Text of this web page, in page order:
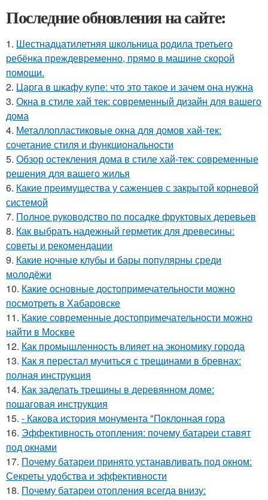
Последние обновления на сайте:
1. Шестнадцатилетняя школьница родила третьего
ребёнка преждевременно, прямо в машине скорой
помощи.
2. Царга в шкафу купе: что это такое и зачем она нужна
3. Окна в стиле хай тек: современный дизайн для вашего
дома
4. Металлопластиковые окна для домов хай-тек:
сочетание стиля и функциональности
5. Обзор остекления дома в стиле хай-тек: современные
решения для вашего жилья
6. Какие преимущества у саженцев с закрытой корневой
системой
7. Полное руководство по посадке фруктовых деревьев
8. Как выбрать надежный герметик для древесины:
советы и рекомендации
9. Какие ночные клубы и бары популярны среди
молодёжи
10. Какие основные достопримечательности можно
посмотреть в Хабаровске
11. Какие современные достопримечательности можно
найти в Москве
12. Как промышленность влияет на экономику города
13. Как я перестал мучиться с трещинами в бревнах:
полная инструкция
14. Как заделать трещины в деревянном доме:
пошаговая инструкция
15. - Какова история монумента "Поклонная гора
16. Эффективность отопления: почему батареи ставят
под окнами
17. Почему батареи принято устанавливать под окном:
Секреты удобства и эффективности
18. Почему батареи отопления всегда внизу: